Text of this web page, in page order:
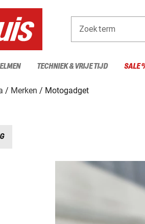
Zoekterm
TECHNIEK & VRIJE TIJD SALE
Merken Motogadget